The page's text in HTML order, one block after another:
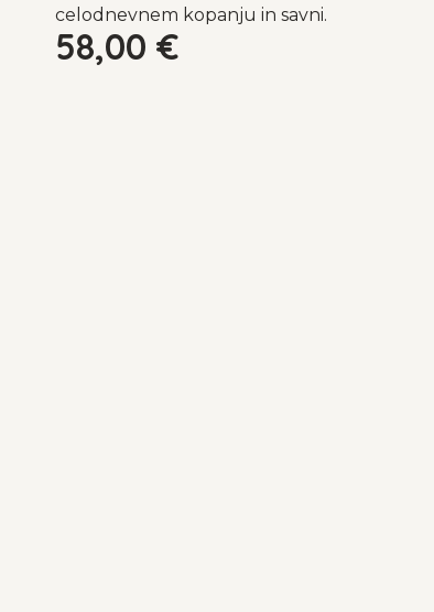
celodnevnem kopanju in savni.
58,00 €